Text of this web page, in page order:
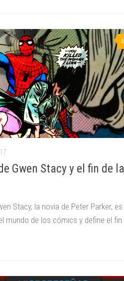
Gwen Stacy y el fin de
Stacy, la novia de Peter Parker,
mundo de los cómics y define el fin